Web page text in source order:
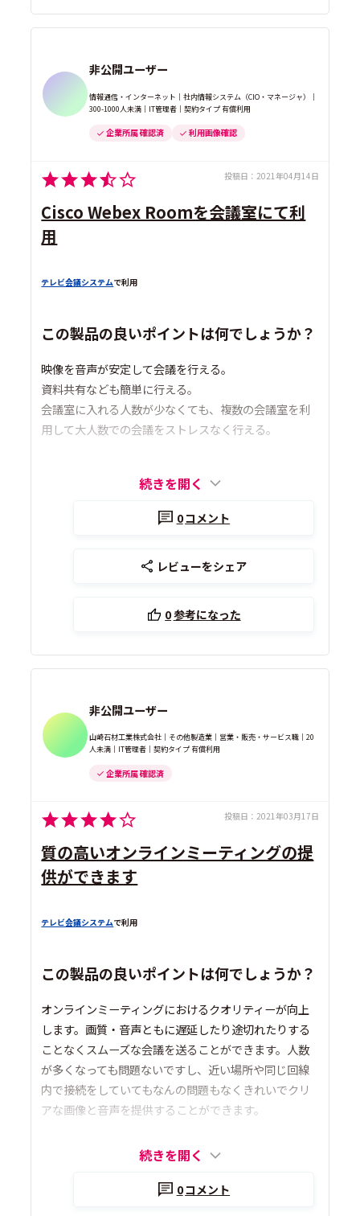
非公開ユーザー
情報通信・インターネット｜社内情報システム（CIO・マネージャ）｜
300-1000人未満｜IT管理者｜契約タイプ 有償利用
企業所属 確認済 利用画像確認
投稿日： 2021年04月14日
Cisco Webex Roomを会議室にて利
用
テレビ会議システムで利用
この製品の良いポイントは何でしょうか？
映像を音声が安定して会議を行える。
資料共有なども簡単に行える。
会議室に入れる人数が少なくても、複数の会議室を利
用して大人数での会議をストレスなく行える。
続きを開く
0コメント
レビューをシェア
0参考になった
非公開ユーザー
山崎石材工業株式会社｜その他製造業｜営業・販売・サービス職｜20
人未満｜IT管理者｜契約タイプ 有償利用
企業所属 確認済
投稿日： 2021年03月17日
質の高いオンラインミーティングの提
供ができます
テレビ会議システムで利用
この製品の良いポイントは何でしょうか？
オンラインミーティングにおけるクオリティーが向上
します。画質・音声ともに遅延したり途切れたりする
ことなくスムーズな会議を送ることができます。人数
が多くなっても問題ないですし、近い場所や同じ回線
内で接続をしていてもなんの問題もなくきれいでクリ
アな画像と音声を提供することができます。
続きを開く
0コメント